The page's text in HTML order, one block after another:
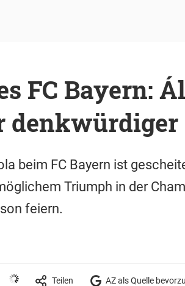
FC Bayern:
denkwürdiger
beim FC Bayern ist
Triumph in der
feiern.
Teilen AZ als Quelle